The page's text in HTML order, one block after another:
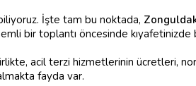
İşte tam bu noktada,
bir toplantı öncesinde kıyafetinizde
acil terzi hizmetlerinin ücretleri,
fayda var.